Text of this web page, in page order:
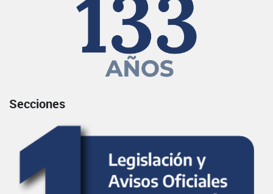
Secciones